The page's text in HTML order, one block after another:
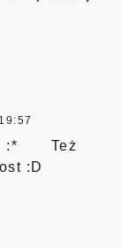
:* Też
:D